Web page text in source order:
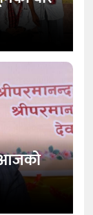
आजको